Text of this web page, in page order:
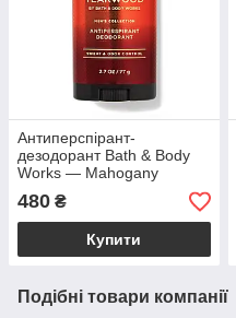
Антиперспірант-
дезодорант Bath & Body
Works — Mahogany
Teakwood / 77 г
480 ₴
Купити
Подібні товари компанії